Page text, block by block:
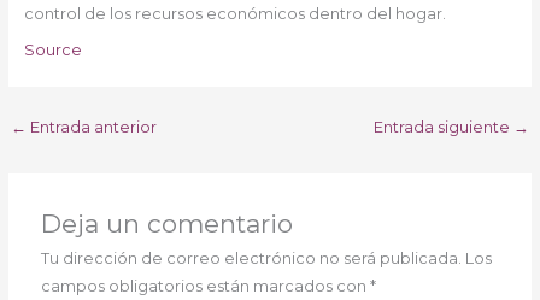
control de los recursos económicos dentro del hogar.
Source
← Entrada anterior Entrada siguiente →
Deja un comentario
Tu dirección de correo electrónico no será publicada. Los
campos obligatorios están marcados con*